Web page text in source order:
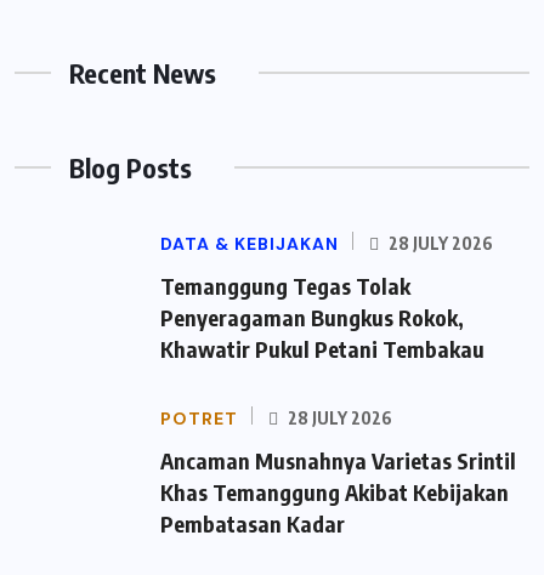
Recent News
Blog Posts
DATA & KEBIJAKAN 28 JULY 2026
Temanggung Tegas Tolak
Penyeragaman Bungkus Rokok,
Khawatir Pukul Petani Tembakau
POTRET 28 JULY 2026
Ancaman Musnahnya Varietas Srintil
Khas Temanggung Akibat Kebijakan
Pembatasan Kadar